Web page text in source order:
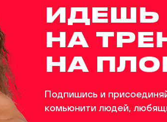
Дмитрия Донского
ИДЕШЬ
НА
НА
Подпишись и
комьюнити людей,